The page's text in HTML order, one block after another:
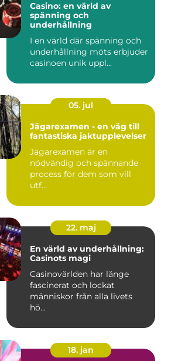
Casino: en värld av
spänning och
underhållning
I en värld där spänning och
underhållning möts erbjuder
casinoen unik uppl...
05. jul
Jägarexamen - en väg till
fantastiska jaktupplevelser
Jägarexamen är en
nödvändig och spännande
process för dem som vill
utf...
22. maj
En värld av underhållning:
Casinots magi
Casinovärlden har länge
fascinerat och lockat
människor från alla livets
hö...
18. jan